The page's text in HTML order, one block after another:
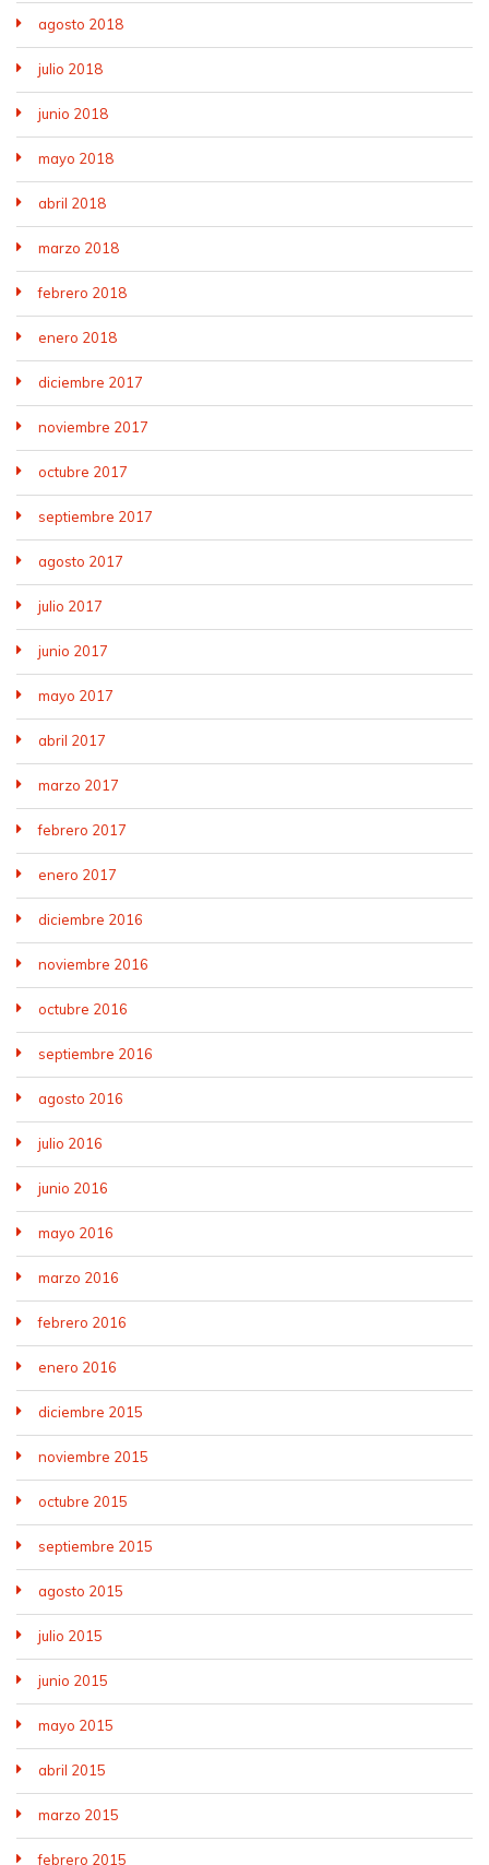
agosto 2018
julio 2018
junio 2018
mayo 2018
abril 2018
marzo 2018
febrero 2018
enero 2018
diciembre 2017
noviembre 2017
octubre 2017
septiembre 2017
agosto 2017
julio 2017
junio 2017
mayo 2017
abril 2017
marzo 2017
febrero 2017
enero 2017
diciembre 2016
noviembre 2016
octubre 2016
septiembre 2016
agosto 2016
julio 2016
junio 2016
mayo 2016
marzo 2016
febrero 2016
enero 2016
diciembre 2015
noviembre 2015
octubre 2015
septiembre 2015
agosto 2015
julio 2015
junio 2015
mayo 2015
abril 2015
marzo 2015
febrero 2015